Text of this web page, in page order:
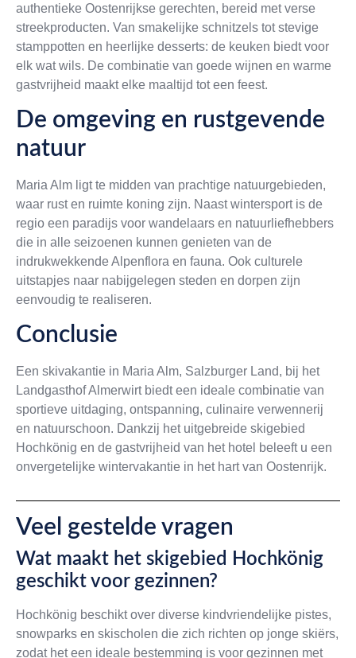
authentieke Oostenrijkse gerechten, bereid met verse
streekproducten. Van smakelijke schnitzels tot stevige
stamppotten en heerlijke desserts: de keuken biedt voor
elk wat wils. De combinatie van goede wijnen en warme
gastvrijheid maakt elke maaltijd tot een feest.
De omgeving en rustgevende
natuur
Maria Alm ligt te midden van prachtige natuurgebieden,
waar rust en ruimte koning zijn. Naast wintersport is de
regio een paradijs voor wandelaars en natuurliefhebbers
die in alle seizoenen kunnen genieten van de
indrukwekkende Alpenflora en fauna. Ook culturele
uitstapjes naar nabijgelegen steden en dorpen zijn
eenvoudig te realiseren.
Conclusie
Een skivakantie in Maria Alm, Salzburger Land, bij het
Landgasthof Almerwirt biedt een ideale combinatie van
sportieve uitdaging, ontspanning, culinaire verwennerij
en natuurschoon. Dankzij het uitgebreide skigebied
Hochkönig en de gastvrijheid van het hotel beleeft u een
onvergetelijke wintervakantie in het hart van Oostenrijk.
Veel gestelde vragen
Wat maakt het skigebied Hochkönig
geschikt voor gezinnen?
Hochkönig beschikt over diverse kindvriendelijke pistes,
snowparks en skischolen die zich richten op jonge skiërs,
zodat het een ideale bestemming is voor gezinnen met